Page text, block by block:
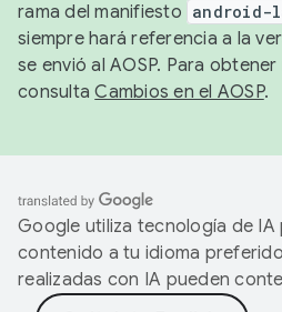
rama del manifiesto android-
siempre hará referencia a la
se envió al AOSP. Para
consultaCambios en el AOSP.
Google utiliza tecnología de
contenido a tu idioma
realizadas con IA pueden